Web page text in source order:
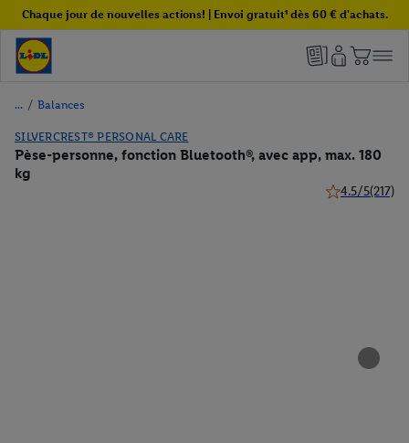
Chaque jour de nouvelles actions! | Envoi gratuit¹ dès 60 € d'achats.
/ Balances
SILVERCREST® PERSONAL CARE
Pèse-personne, fonction Bluetooth®, avec app, max. 180
kg
4.5/5(217)